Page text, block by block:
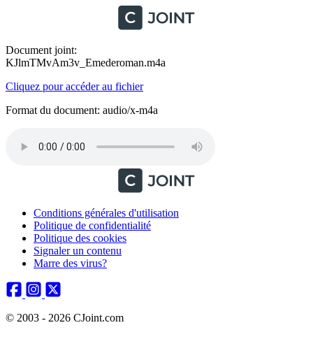
Document joint:
KJlmTMvAm3v_Emederoman.m4a
Cliquez pour accéder au fichier
Format du document: audio/x-m4a
Conditions générales d'utilisation
Politique de confidentialité
Politique des cookies
Signaler un contenu
Marre des virus?
© 2003 - 2026 CJoint.com